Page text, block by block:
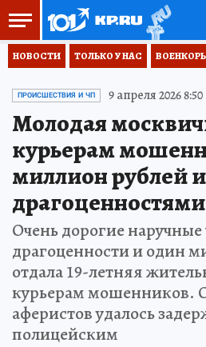
НОВОСТИ ТОЛЬКО У НАС
ПРОИСШЕСТВИЯ И ЧП 9 апреля 2026 8:50
Молодая
курьерам
миллион рублей
драгоценностями
Очень дорогие наручные
драгоценности и один
отдала 19-летняя
курьерам мошенников.
аферистов удалось
полицейским